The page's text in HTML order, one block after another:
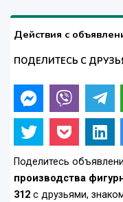
Действия с
ПОДЕЛИТЕСЬ С
Поделитесь
производства
312 с друзьями,